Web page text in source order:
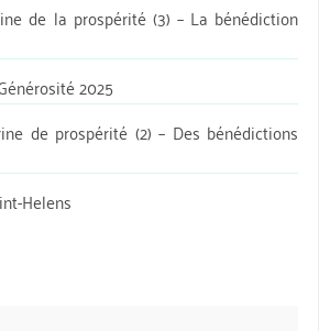
de la prospérité (3) – La bénédiction
2025
de prospérité (2) – Des bénédictions
Helens